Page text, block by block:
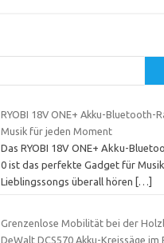
RYOBI 18V ONE+ Akku-Bluetooth-
Musik für jeden Moment
Das RYOBI 18V ONE+ Akku-
0 ist das perfekte Gadget für
Lieblingssongs überall hören
[…]
Grenzenlose Mobilität bei der
DeWalt DCS570 Akku-Kreissäge im